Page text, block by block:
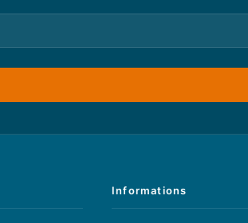
Informations